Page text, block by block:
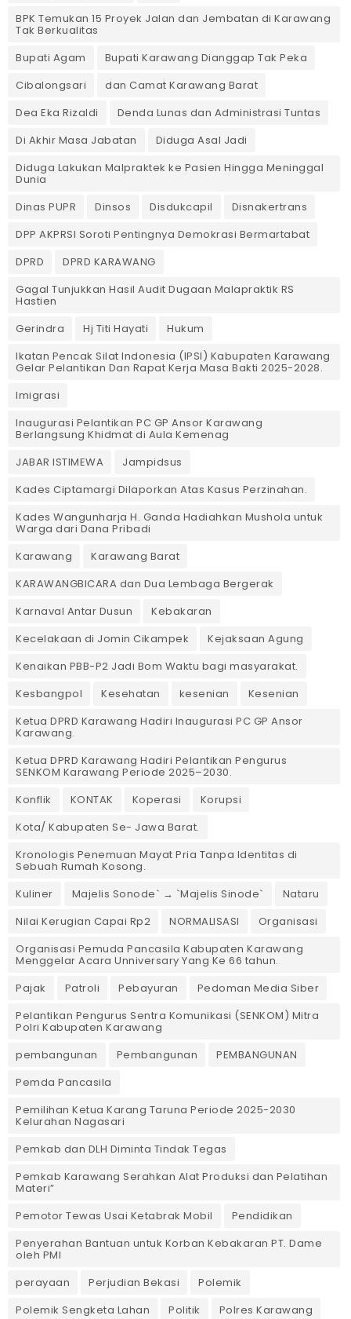
BPK Temukan 15 Proyek Jalan dan Jembatan di Karawang
Tak Berkualitas
Bupati Agam
Bupati Karawang Dianggap Tak Peka
Cibalongsari
dan Camat Karawang Barat
Dea Eka Rizaldi
Denda Lunas dan Administrasi Tuntas
‎Di Akhir Masa Jabatan
Diduga Asal Jadi
Diduga Lakukan Malpraktek ke Pasien Hingga Meninggal
Dunia
Dinas PUPR
Dinsos Disdukcapil
Disnakertrans
DPP AKPRSI Soroti Pentingnya Demokrasi Bermartabat
DPRD
DPRD KARAWANG
Gagal Tunjukkan Hasil Audit Dugaan Malapraktik RS
Hastien
Gerindra
Hj Titi Hayati
Hukum
Ikatan Pencak Silat Indonesia (IPSI) Kabupaten Karawang
Gelar Pelantikan Dan Rapat Kerja Masa Bakti 2025-2028.
Imigrasi
Inaugurasi Pelantikan PC GP Ansor Karawang
Berlangsung Khidmat di Aula Kemenag
JABAR ISTIMEWA
Jampidsus
Kades Ciptamargi Dilaporkan Atas Kasus Perzinahan.
Kades Wangunharja H. Ganda Hadiahkan Mushola untuk
Warga dari Dana Pribadi ‎
Karawang
Karawang Barat
KARAWANGBICARA dan Dua Lembaga Bergerak
Karnaval Antar Dusun
Kebakaran
Kecelakaan di Jomin Cikampek
Kejaksaan Agung
Kenaikan PBB-P2 Jadi Bom Waktu bagi masyarakat.
Kesbangpol
Kesehatan kesenian
Kesenian
Ketua DPRD Karawang Hadiri Inaugurasi PC GP Ansor
Karawang.
Ketua DPRD Karawang Hadiri Pelantikan Pengurus
SENKOM Karawang Periode 2025–2030. ‎
Konflik
KONTAK Koperasi
Korupsi
Kota/ Kabupaten Se- Jawa Barat.
Kronologis Penemuan Mayat Pria Tanpa Identitas di
Sebuah Rumah Kosong.
Kuliner
Majelis Sonode` → `Majelis Sinode`
Nataru
Nilai Kerugian Capai Rp2
NORMALISASI
Organisasi
Organisasi Pemuda Pancasila Kabupaten Karawang
Menggelar Acara Unniversary Yang Ke 66 tahun.
Pajak
Patroli Pebayuran
Pedoman Media Siber
Pelantikan Pengurus Sentra Komunikasi (SENKOM) Mitra
Polri Kabupaten Karawang
pembangunan
Pembangunan
PEMBANGUNAN
Pemda Pancasila
Pemilihan Ketua Karang Taruna Periode 2025-2030
Kelurahan Nagasari
Pemkab dan DLH Diminta Tindak Tegas
Pemkab Karawang Serahkan Alat Produksi dan Pelatihan
Materi”
Pemotor Tewas Usai Ketabrak Mobil‎
Pendidikan
Penyerahan Bantuan untuk Korban Kebakaran PT. Dame
oleh PMI
perayaan
Perjudian Bekasi
Polemik
Polemik Sengketa Lahan
Politik
Polres Karawang